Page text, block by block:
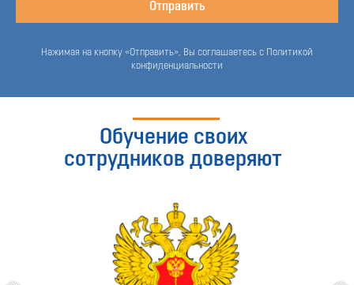
Отправить
Нажимая на кнопку «Отправить», Вы соглашаетесь с Политикой
конфиденциальности
Обучение своих
сотрудников доверяют